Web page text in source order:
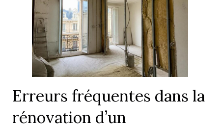
Erreurs fréquentes dans la
rénovation d’un